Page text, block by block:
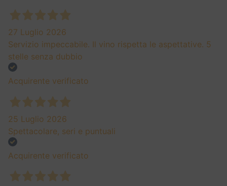
27 Luglio 2026
Servizio impeccabile. Il vino rispetta le aspettative. 5
stelle senza dubbio
Acquirente verificato
25 Luglio 2026
Spettacolare, seri e puntuali
Acquirente verificato